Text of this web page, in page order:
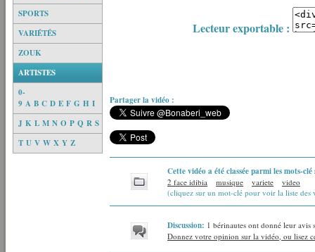
SPORTS
VARIÉTÉS
ZOUK
ARTISTES
0-
9 A B C D E F G H I
J K L M N O P Q R S
T U V W X Y Z
Lecteur exportable :
Partager la vidéo :
Cette vidéo a été classée parmi les mots-
2 face idibia musique variete
video
(cliquez sur un mot-clé pour voir la liste des
Discussion: 1 bérinautes ont donné leur avis
Donnez votre opinion sur la vidéo, ou lisez